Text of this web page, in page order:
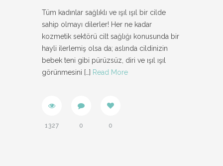
Tüm kadınlar sağlıklı ve ışıl ışıl bir cilde
sahip olmayı dilerler! Her ne kadar
kozmetik sektörü cilt sağlığı konusunda bir
hayli ilerlemiş olsa da; aslında cildinizin
bebek teni gibi pürüzsüz, diri ve ışıl ışıl
görünmesini […] Read More
1327 0 0